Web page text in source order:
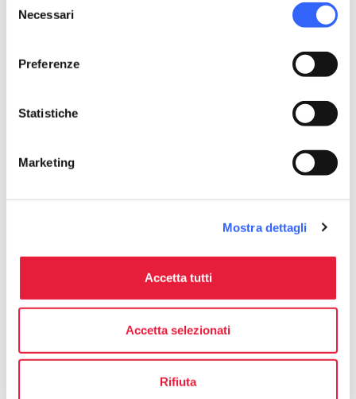
delNecessari
Preferenze
Statistiche
Marketing
Mostra dettagli
Accetta tutti
Accetta selezionati
Rifiuta
Organizza